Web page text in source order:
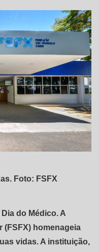
Foto: FSFX
do Médico. A
(FSFX) homenageia
vidas. A instituição,